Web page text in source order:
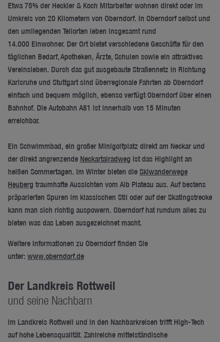
Etwa 75% der Heckler & Koch Mitarbeiter wohnen direkt oder im
Umkreis von 20 Kilometern von Oberndorf. In Oberndorf selbst und
den umliegenden Teilorten leben insgesamt rund
14.000 Einwohner. Der Ort bietet verschiedene Geschäfte für den
täglichen Bedarf, Apotheken, Ärzte, Schulen sowie ein attraktives
Vereinsleben. Durch das gut ausgebaute Straßennetz in Richtung
Karlsruhe und Stuttgart sind überregionale Fahrten ab Oberndorf
einfach und bequem möglich, ebenso verfügt Oberndorf über einen
Bahnhof. Die Autobahn A81 ist innerhalb von 15 Minuten
erreichbar.
Ein Schwimmbad, ein großer Minigolfplatz direkt am Neckar und
der direkt angrenzende Neckartalradweg ist das Highlight an
heißen Sommertagen. Im Winter bieten die Skiwanderwege
Heuberg traumhafte Aussichten vom Alb Plateau aus. Auf bestens
präparierten Spuren im klassischen Stil oder auf der Skatingstrecke
kann man sich richtig auspowern. Oberndorf hat rundum alles zu
bieten was das Leben ausgezeichnet macht.
Weitere Informationen zu Oberndorf finden Sie
unter: www.oberndorf.de
Der Landkreis Rottweil
und seine Nachbarn
Im Landkreis Rottweil und in den Nachbarkreisen trifft High-Tech
auf hohe Lebensqualität. Zahlreiche mittelständische